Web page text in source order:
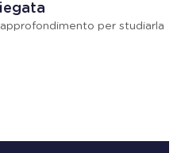
per studiarla